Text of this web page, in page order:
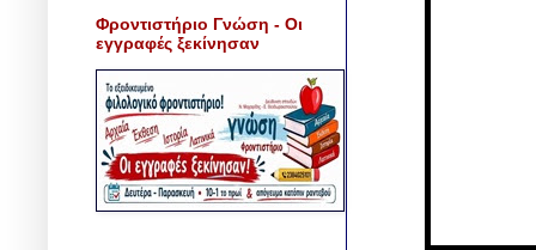
Φροντιστήριο Γνώση - Οι
εγγραφές ξεκίνησαν